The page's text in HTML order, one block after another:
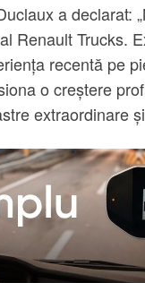
a declarat:
Renault Trucks.
recentă pe
o creștere
extraordinare